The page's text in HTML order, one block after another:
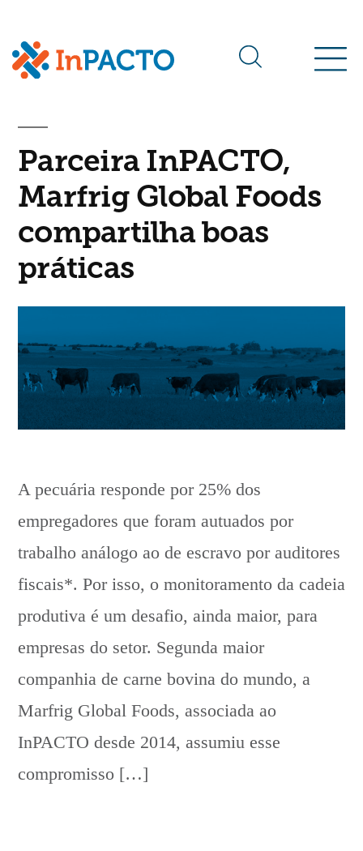
Marfrig
Parceira InPACTO,
Marfrig Global Foods
compartilha boas
práticas
A pecuária responde por 25% dos
empregadores que foram autuados por
trabalho análogo ao de escravo por auditores
fiscais*. Por isso, o monitoramento da cadeia
produtiva é um desafio, ainda maior, para
empresas do setor. Segunda maior
companhia de carne bovina do mundo, a
Marfrig Global Foods, associada ao
InPACTO desde 2014, assumiu esse
compromisso […]